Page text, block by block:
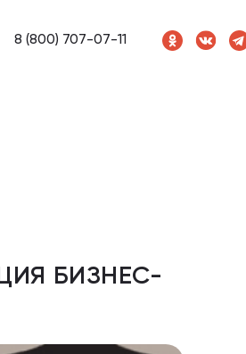
8 (800) 707-07-11
БИЗНЕС-